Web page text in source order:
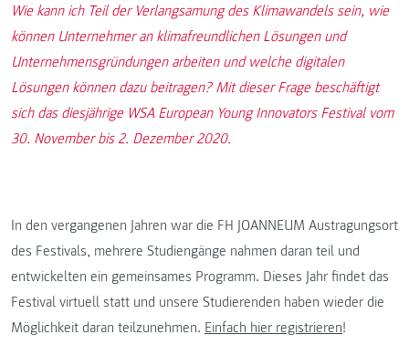
Wie kann ich Teil der Verlangsamung des Klimawandels sein, wie
können Unternehmer an klimafreundlichen Lösungen und
Unternehmensgründungen arbeiten und welche digitalen
Lösungen können dazu beitragen? Mit dieser Frage beschäftigt
sich das diesjährige WSA European Young Innovators Festival vom
30. November bis 2. Dezember 2020.
In den vergangenen Jahren war die FH JOANNEUM Austragungsort
des Festivals, mehrere Studiengänge nahmen daran teil und
entwickelten ein gemeinsames Programm. Dieses Jahr findet das
Festival virtuell statt und unsere Studierenden haben wieder die
Möglichkeit daran teilzunehmen. Einfach hier registrieren!